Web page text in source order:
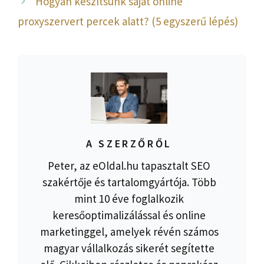
proxyszervert percek alatt? (5 egyszerű lépés)
A SZERZŐRŐL
Peter, az eOldal.hu tapasztalt SEO
szakértője és tartalomgyártója. Több
mint 10 éve foglalkozik
keresőoptimalizálással és online
marketinggel, amelyek révén számos
magyar vállalkozás sikerét segítette